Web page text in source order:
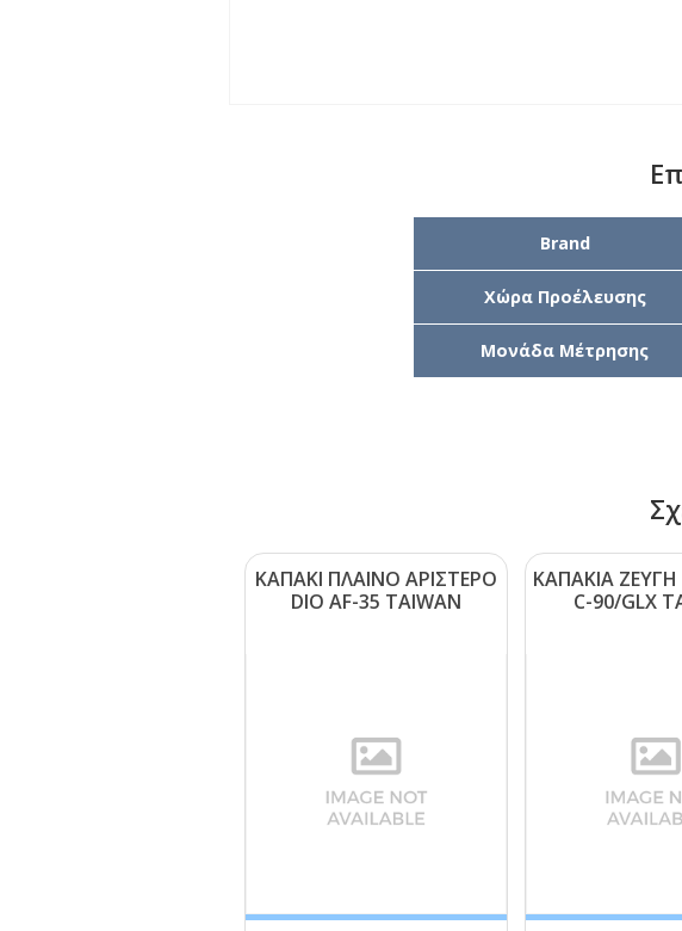
Brand
Χώρα Προέλευσης
Μονάδα Μέτρησης
ΚΑΠΑΚΙ ΠΛΑΙΝΟ ΑΡΙΣΤΕΡΟ
DΙΟ ΑF-35 ΤΑΙWΑΝ
ΚΑΠΑΚΙΑ
C-90/GLΧ